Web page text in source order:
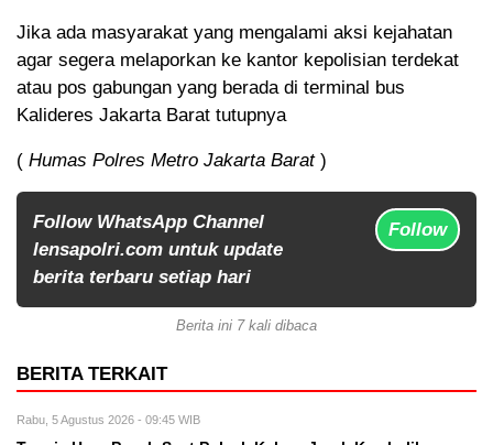
Jika ada masyarakat yang mengalami aksi kejahatan
agar segera melaporkan ke kantor kepolisian terdekat
atau pos gabungan yang berada di terminal bus
Kalideres Jakarta Barat tutupnya
( Humas Polres Metro Jakarta Barat)
Follow WhatsApp Channel
lensapolri.com untuk update
berita terbaru setiap hari
Follow
Berita ini 7 kali dibaca
BERITA TERKAIT
Rabu, 5 Agustus 2026 - 09:45 WIB